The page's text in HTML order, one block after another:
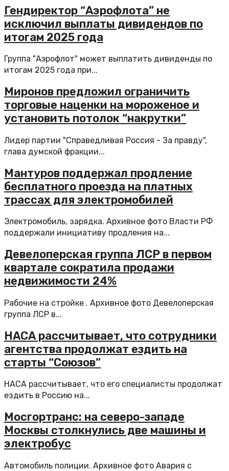
Гендиректор “Аэрофлота” не
исключил выплаты дивидендов по
итогам 2025 года
Группа "Аэрофлот" может выплатить дивиденды по
итогам 2025 года при...
Миронов предложил ограничить
торговые наценки на мороженое и
установить потолок “накрутки”
Лидер партии "Справедливая Россия - За правду",
глава думской фракции...
Мантуров поддержал продление
бесплатного проезда на платных
трассах для электромобилей
Электромобиль, зарядка. Архивное фото Власти РФ
поддержали инициативу продления на...
Девелоперская группа ЛСР в первом
квартале сократила продажи
недвижимости 24%
Рабочие на стройке . Архивное фото Девелоперская
группа ЛСР в...
НАСА рассчитывает, что сотрудники
агентства продолжат ездить на
старты “Союзов”
НАСА рассчитывает, что его специалисты продолжат
ездить в Россию на...
Мосгортранс: на северо-западе
Москвы столкнулись две машины и
электробус
Автомобиль полиции. Архивное фото Авария с